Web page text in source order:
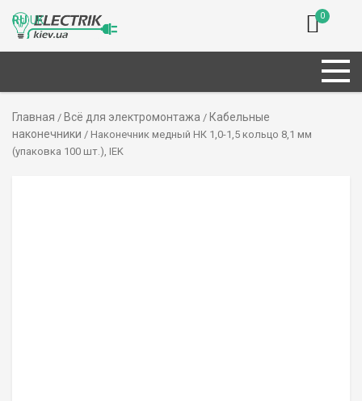
0
Главная / Всё для электромонтажа / Кабельные
наконечники / Наконечник медный НК 1,0-1,5 кольцо 8,1 мм
(упаковка 100 шт.), IEK
RUUK